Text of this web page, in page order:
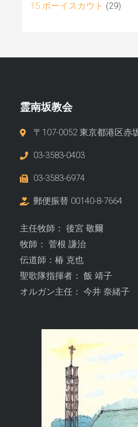
15 ボーイスカウト (29)
霊南坂教会
〒107-0052 東京都港区赤
03-3583-0403
03-3583-6974
郵便振替 00140-8-7664
主任牧師： 後宮 敬爾
牧師： 菅根 謙治
伝道師：椿 克也
聖歌隊指揮者： 飯 靖子
オルガン主任： 今井 奈緒子